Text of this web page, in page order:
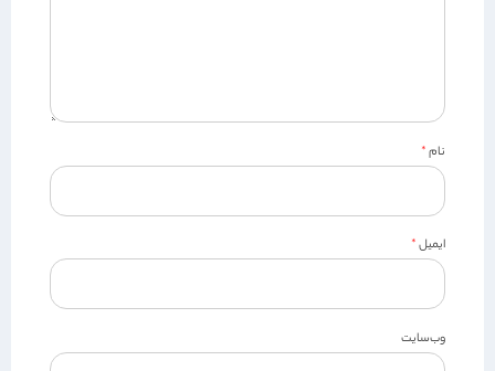
نام*
ایمیل*
وب‌سایت